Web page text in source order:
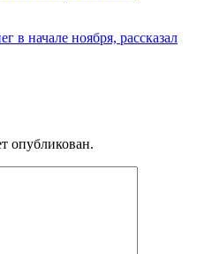
в начале ноября, рассказал
опубликован.